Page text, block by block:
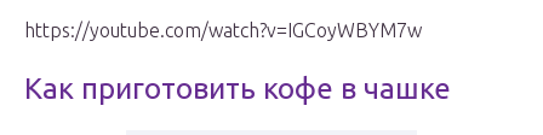
https://youtube.com/watch?v=IGCoyWBYM7w
Как приготовить кофе в чашке